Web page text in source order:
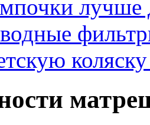
лучше